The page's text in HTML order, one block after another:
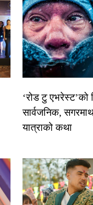
‘रोड टु एभरेस्ट’को
सार्वजनिक,
यात्राको कथा